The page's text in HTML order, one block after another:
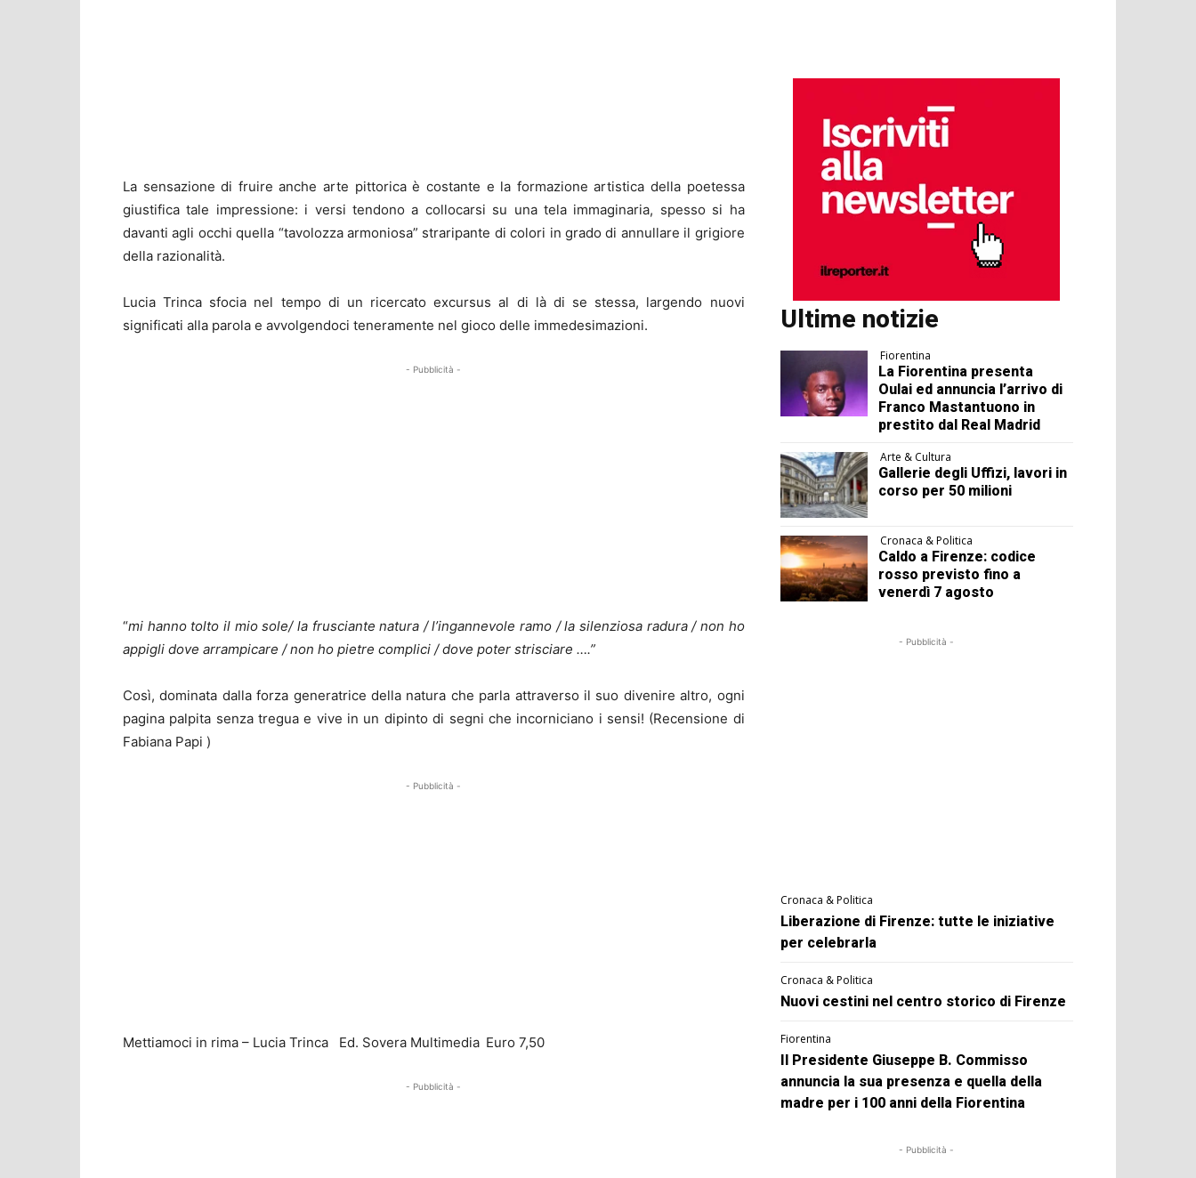
La sensazione di fruire anche arte pittorica è costante e la formazione artistica della poetessa
giustifica tale impressione: i versi tendono a collocarsi su una tela immaginaria, spesso si ha
davanti agli occhi quella “tavolozza armoniosa” straripante di colori in grado di annullare il grigiore
della razionalità.
Lucia Trinca sfocia nel tempo di un ricercato excursus al di là di se stessa, largendo nuovi
significati alla parola e avvolgendoci teneramente nel gioco delle immedesimazioni.
- Pubblicità -
“mi hanno tolto il mio sole/ la frusciante natura / l’ingannevole ramo / la silenziosa radura / non ho
appigli dove arrampicare / non ho pietre complici / dove poter strisciare ….”
Così, dominata dalla forza generatrice della natura che parla attraverso il suo divenire altro, ogni
pagina palpita senza tregua e vive in un dipinto di segni che incorniciano i sensi! (Recensione di
Fabiana Papi )
- Pubblicità -
Mettiamoci in rima – Lucia Trinca Ed. Sovera Multimedia Euro 7,50
- Pubblicità -
Ultime notizie
Fiorentina
La Fiorentina presenta
Oulai ed annuncia l’arrivo di
Franco Mastantuono in
prestito dal Real Madrid
Arte & Cultura
Gallerie degli Uffizi, lavori in
corso per 50 milioni
Cronaca & Politica
Caldo a Firenze: codice
rosso previsto fino a
venerdì 7 agosto
- Pubblicità -
Cronaca & Politica
Liberazione di Firenze: tutte le iniziative
per celebrarla
Cronaca & Politica
Nuovi cestini nel centro storico di Firenze
Fiorentina
Il Presidente Giuseppe B. Commisso
annuncia la sua presenza e quella della
madre per i 100 anni della Fiorentina
- Pubblicità -